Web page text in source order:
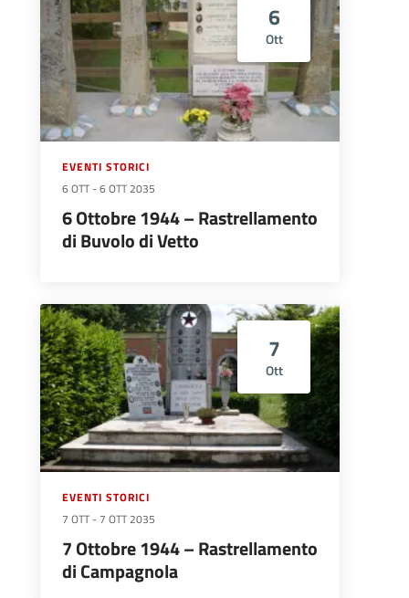
6
Ott
EVENTI STORICI
6 OTT -6 OTT 2035
6 Ottobre 1944 – Rastrellamento
di Buvolo di Vetto
7
Ott
EVENTI STORICI
7 OTT - 7 OTT 2035
7 Ottobre 1944 – Rastrellamento
di Campagnola